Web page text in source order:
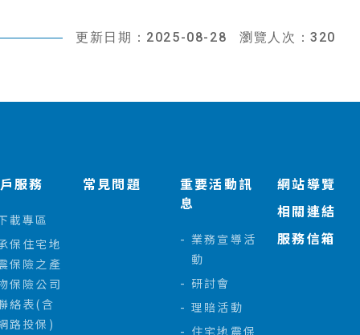
更新日期：2025-08-28 瀏覽人次：320
服務
載專區
保住宅地
保險之產
保險公司
絡表(含
路投保)
常見問題
重要活動訊
息
業務宣導活
動
研討會
理賠活動
住宅地震保
網站導覽
相關連結
服務信箱